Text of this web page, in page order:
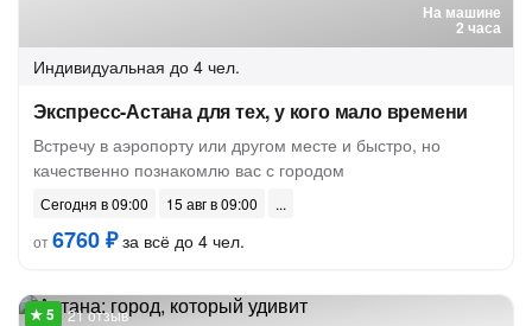
На машине
2 часа
Индивидуальная до 4 чел.
Экспресс-Астана для тех, у кого мало времени
Встречу в аэропорту или другом месте и быстро, но
качественно познакомлю вас с городом
Сегодня в 09:00
15 авг в 09:00
от6760 ₽за всё до 4 чел.
21 отзыв